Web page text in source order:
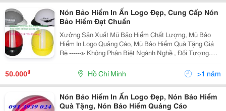
Nón Bảo Hiểm In Ấn Logo Đẹp, Cung Cấp Nón
Bảo Hiểm Đạt Chuẩn
Xưởng Sản Xuất Mũ Bảo Hiểm Chất Lượng, Mũ Bảo
Hiểm In Logo Quảng Cáo, Mũ Bảo Hiểm Quà Tặng Giá
Rẽ ------≫ Không Phân Biệt Ngành Nghề , Đối Tượng.
Mọi Khách Hàng Có Nhu Cầu In Ấn Logo, Slogan, Thông
Tin Doanh Nghiệp, Công Ty, Cá Nhân Lên Chiếc N
50.000₫ Hồ Chí Minh >1 năm
Nón Bảo Hiểm In Ấn Logo Đẹp, Nón Bảo Hiểm
Quà Tặng, Nón Bảo Hiểm Quảng Cáo